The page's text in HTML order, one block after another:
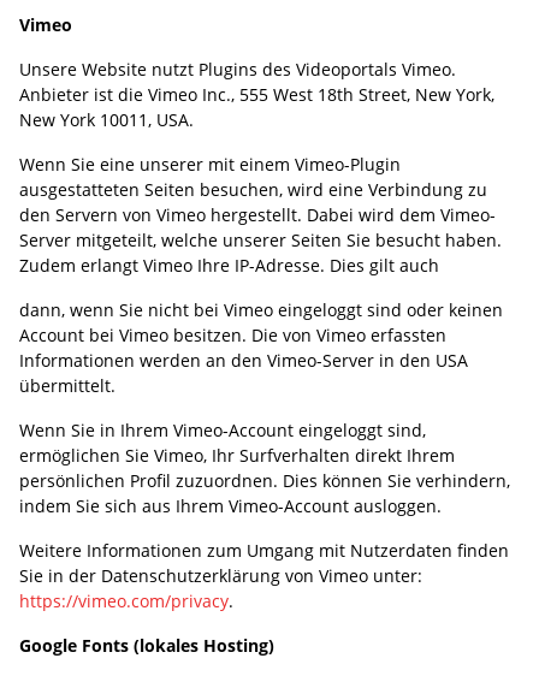
Vimeo
Unsere Website nutzt Plugins des Videoportals Vimeo.
Anbieter ist die Vimeo Inc., 555 West 18th Street, New York,
New York 10011, USA.
Wenn Sie eine unserer mit einem Vimeo-Plugin
ausgestatteten Seiten besuchen, wird eine Verbindung zu
den Servern von Vimeo hergestellt. Dabei wird dem Vimeo-
Server mitgeteilt, welche unserer Seiten Sie besucht haben.
Zudem erlangt Vimeo Ihre IP-Adresse. Dies gilt auch
dann, wenn Sie nicht bei Vimeo eingeloggt sind oder keinen
Account bei Vimeo besitzen. Die von Vimeo erfassten
Informationen werden an den Vimeo-Server in den USA
übermittelt.
Wenn Sie in Ihrem Vimeo-Account eingeloggt sind,
ermöglichen Sie Vimeo, Ihr Surfverhalten direkt Ihrem
persönlichen Profil zuzuordnen. Dies können Sie verhindern,
indem Sie sich aus Ihrem Vimeo-Account ausloggen.
Weitere Informationen zum Umgang mit Nutzerdaten finden
Sie in der Datenschutzerklärung von Vimeo unter:
https://vimeo.com/privacy.
Google Fonts (lokales Hosting)